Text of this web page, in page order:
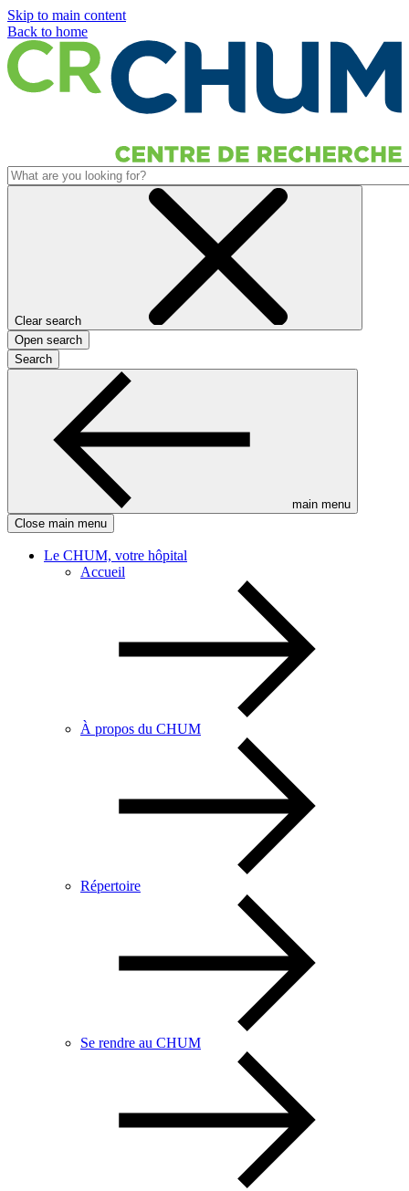
Skip to main content
Back to home
Clear search
Open search
Search
main menu
Close main menu
Le CHUM, votre hôpital
Accueil
À propos du CHUM
Répertoire
Se rendre au CHUM